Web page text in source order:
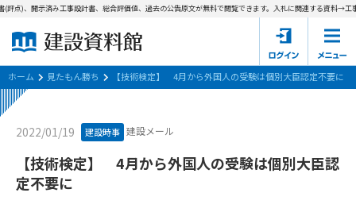
建設資料館とは
)、開示済み工事設計書、総合評価値、過去の公告原文が無料で閲覧できます。入札に関連する資料→工事
ホーム 見たもん勝ち 【技術検定】 4月から外国人の受験は個別大臣認定不要に
2022/01/19 建設時事 建設メール
【技術検定】 4月から外国人の受験は個別大臣認
定不要に
第1条（規約の目的）